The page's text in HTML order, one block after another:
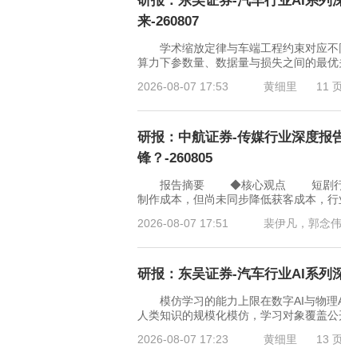
来-260807
学术缩放定律与车端工程约束对应不
算力下参数量、数据量与损失之间的最
2026-08-07 17:53
黄细里 11
研报：中航证券-传媒行业深度报
锋？-260805
报告摘要 ◆核心观点 短剧行业的
制作成本，但尚未同步降低获客成本，
2026-08-07 17:51
裴伊凡，郭念伟
研报：东吴证券-汽车行业AI系列
模仿学习的能力上限在数字AI与物理
人类知识的规模化模仿，学习对象覆盖
2026-08-07 17:23
黄细里 13